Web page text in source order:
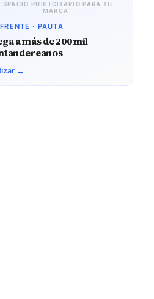
PUBLICITARIO PARA TU
MARCA
· PAUTA
a más de 200 mil
→